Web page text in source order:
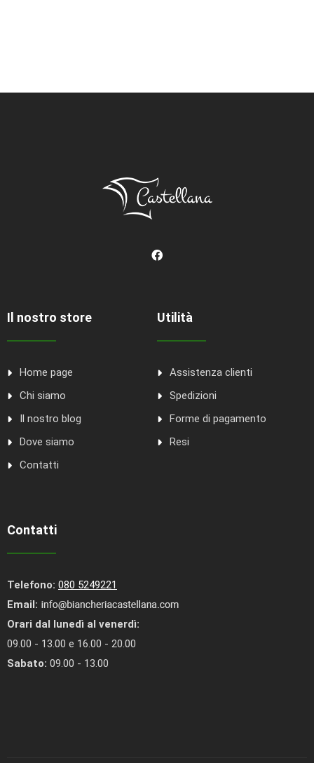
Il nostro store
Home page
Chi siamo
Il nostro blog
Dove siamo
Contatti
Utilità
Assistenza clienti
Spedizioni
Forme di pagamento
Resi
Contatti
Telefono: 080 5249221
Email:
Orari dal lunedì al venerdì:
09.00 - 13.00 e 16.00 - 20.00
Sabato: 09.00 - 13.00